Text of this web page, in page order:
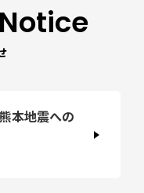
本地震への